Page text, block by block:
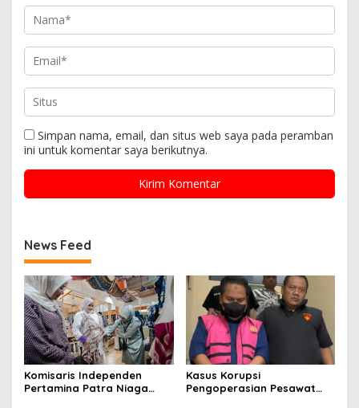
Simpan nama, email, dan situs web saya pada peramban
ini untuk komentar saya berikutnya.
News Feed
Komisaris Independen
Pertamina Patra Niaga
Kasus Korupsi
Pengoperasian Pesawat